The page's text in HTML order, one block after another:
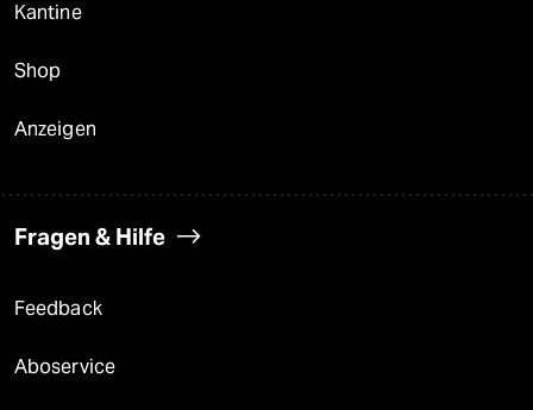
Kantine
Shop
Anzeigen
Fragen & Hilfe
Feedback
Aboservice